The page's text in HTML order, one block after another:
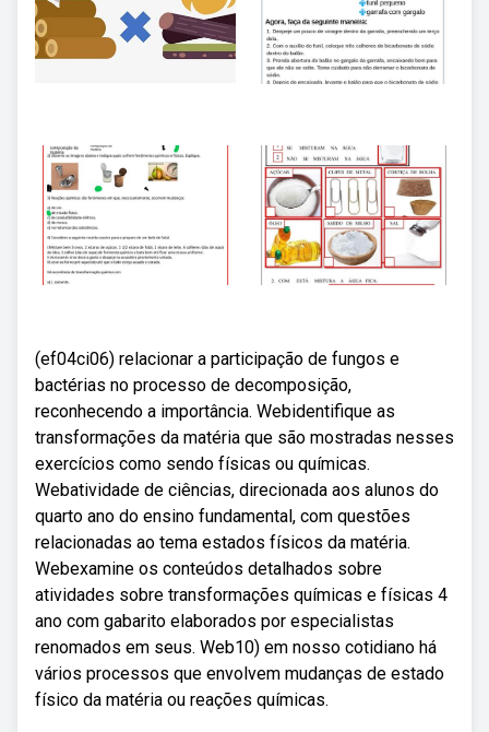
(ef04ci06) relacionar a participação de fungos e
bactérias no processo de decomposição,
reconhecendo a importância. Webidentifique as
transformações da matéria que são mostradas nesses
exercícios como sendo físicas ou químicas.
Webatividade de ciências, direcionada aos alunos do
quarto ano do ensino fundamental, com questões
relacionadas ao tema estados físicos da matéria.
Webexamine os conteúdos detalhados sobre
atividades sobre transformações químicas e físicas 4
ano com gabarito elaborados por especialistas
renomados em seus. Web10) em nosso cotidiano há
vários processos que envolvem mudanças de estado
físico da matéria ou reações químicas.